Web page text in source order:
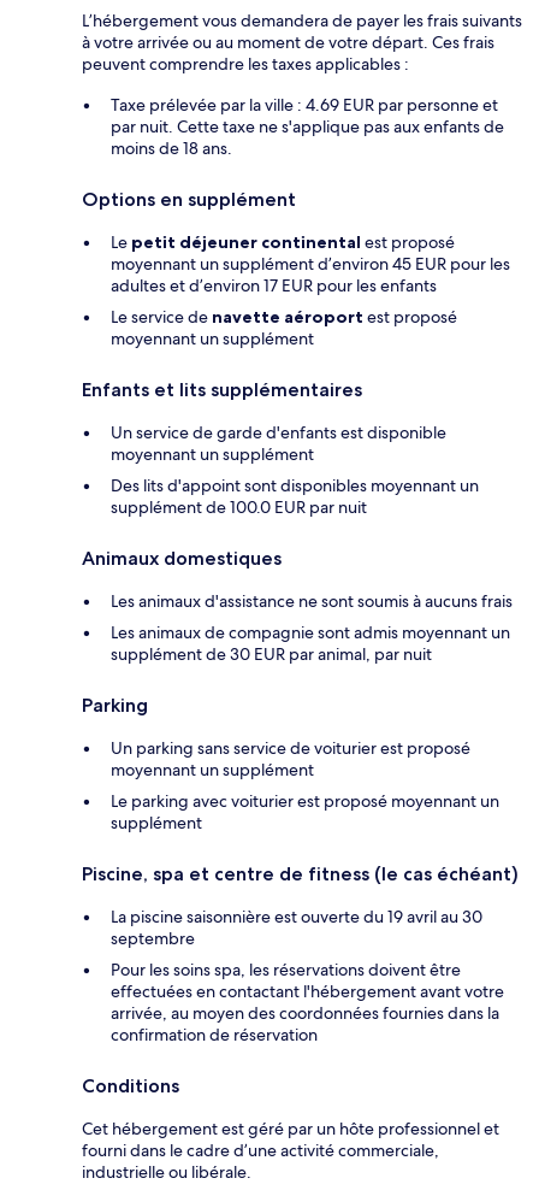
L’hébergement vous demandera de payer les frais suivants
à votre arrivée ou au moment de votre départ. Ces frais
peuvent comprendre les taxes applicables :
Taxe prélevée par la ville : 4.69 EUR par personne et
par nuit. Cette taxe ne s'applique pas aux enfants de
moins de 18 ans.
Options en supplément
Le petit déjeuner continental est proposé
moyennant un supplément d’environ 45 EUR pour les
adultes et d’environ 17 EUR pour les enfants
Le service de navette aéroport est proposé
moyennant un supplément
Enfants et lits supplémentaires
Un service de garde d'enfants est disponible
moyennant un supplément
Des lits d'appoint sont disponibles moyennant un
supplément de 100.0 EUR par nuit
Animaux domestiques
Les animaux d'assistance ne sont soumis à aucuns frais
Les animaux de compagnie sont admis moyennant un
supplément de 30 EUR par animal, par nuit
Parking
Un parking sans service de voiturier est proposé
moyennant un supplément
Le parking avec voiturier est proposé moyennant un
supplément
Piscine, spa et centre de fitness (le cas échéant)
La piscine saisonnière est ouverte du 19 avril au 30
septembre
Pour les soins spa, les réservations doivent être
effectuées en contactant l'hébergement avant votre
arrivée, au moyen des coordonnées fournies dans la
confirmation de réservation
Conditions
Cet hébergement est géré par un hôte professionnel et
fourni dans le cadre d’une activité commerciale,
industrielle ou libérale.